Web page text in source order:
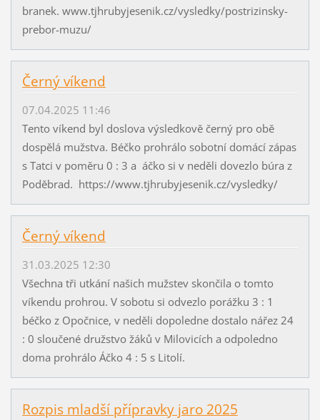
branek. www.tjhrubyjesenik.cz/vysledky/postrizinsky-
prebor-muzu/
Černý víkend
07.04.2025 11:46
Tento víkend byl doslova výsledkově černý pro obě
dospělá mužstva. Béčko prohrálo sobotní domácí zápas
s Tatci v poměru 0 : 3 a áčko si v neděli dovezlo búra z
Poděbrad. https://www.tjhrubyjesenik.cz/vysledky/
Černý víkend
31.03.2025 12:30
Všechna tři utkání našich mužstev skončila o tomto
víkendu prohrou. V sobotu si odvezlo porážku 3 : 1
béčko z Opočnice, v neděli dopoledne dostalo nářez 24
: 0 sloučené družstvo žáků v Milovicích a odpoledno
doma prohrálo Áčko 4 : 5 s Litolí.
Rozpis mladší přípravky jaro 2025